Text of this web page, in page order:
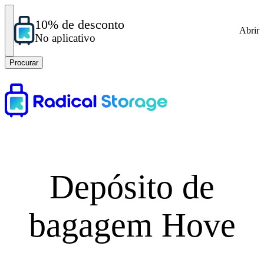
10% de desconto
No aplicativo
Abrir
Procurar
Depósito de
bagagem Hove